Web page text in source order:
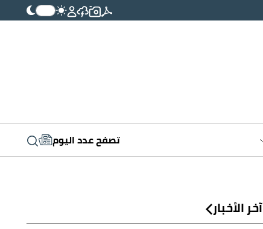
تصفح عدد اليوم
آخر الأخبار